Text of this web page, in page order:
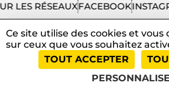
LES RÉSEAUXFACEBOOK
Niort
2026
|Mentions
|Tous
|
Ce site utilise des cookies et
sur ceux que vous souhaitez
TOUT ACCEPTER